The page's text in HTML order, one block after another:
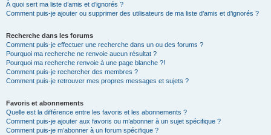
À quoi sert ma liste d’amis et d’ignorés ?
Comment puis-je ajouter ou supprimer des utilisateurs de ma liste d’amis et d’ignorés ?
Recherche dans les forums
Comment puis-je effectuer une recherche dans un ou des forums ?
Pourquoi ma recherche ne renvoie aucun résultat ?
Pourquoi ma recherche renvoie à une page blanche ?!
Comment puis-je rechercher des membres ?
Comment puis-je retrouver mes propres messages et sujets ?
Favoris et abonnements
Quelle est la différence entre les favoris et les abonnements ?
Comment puis-je ajouter aux favoris ou m’abonner à un sujet spécifique ?
Comment puis-je m’abonner à un forum spécifique ?